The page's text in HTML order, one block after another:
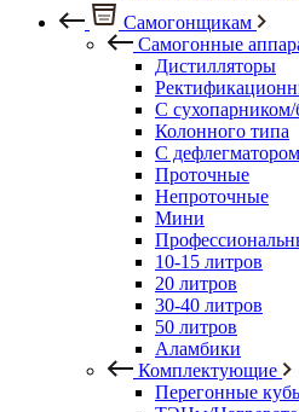
Самогонщикам
Самогонные
Дистилляторы
С сухопарником/
Колонного типа
С дефлегматором
Проточные
Непроточные
Мини
10-15 литров
20 литров
30-40 литров
50 литров
Аламбики
Комплектующие
Перегонные